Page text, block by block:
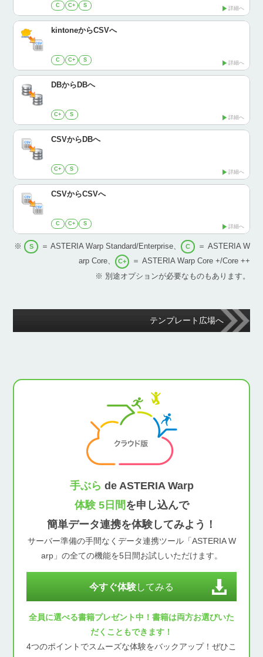
C C+ S 詳細へ
kintoneからCSVへ
C C+ S 詳細へ
DBからDBへ
C+ S 詳細へ
CSVからDBへ
C+ S 詳細へ
CSVからCSVへ
C C+ S 詳細へ
※ S ＝ ASTERIA Warp Standard/Enterprise、 C
＝ ASTERIA W
arp Core、
C+
＝ ASTERIA Warp Core +/Core ++
※ 別途オプションが必要なものもあります。
テンプレート広場へ
手ぶら de ASTERIA Warp
体験 5日間を申し込んで
簡単データ連携を体験してみよう！
サーバー準備の手間なくデータ連携ツール「ASTERIA W
arp」の全ての機能を5日間お試しいただけます。
今すぐ体験してみる
全員に選べる書籍プレゼント中！書籍は両方お選びいた
だくこともできます！
4つのポイントでスムーズな体験をバックアップ！ぜひこ